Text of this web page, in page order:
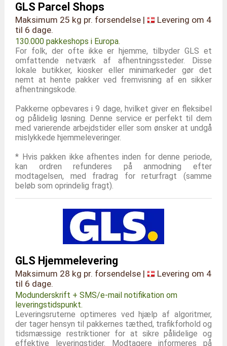
GLS Parcel Shops
Maksimum 25 kg pr. forsendelse |
Levering om 4
til 6 dage.
130.000 pakkeshops i Europa.
For folk, der ofte ikke er hjemme, tilbyder GLS et
omfattende netværk af afhentningssteder. Disse
lokale butikker, kiosker eller minimarkeder gør det
nemt at hente pakker ved fremvisning af en sikker
afhentningskode.
Pakkerne opbevares i 9 dage, hvilket giver en fleksibel
og pålidelig løsning. Denne service er perfekt til dem
med varierende arbejdstider eller som ønsker at undgå
mislykkede hjemmeleveringer.
* Hvis pakken ikke afhentes inden for denne periode,
kan ordren refunderes på anmodning efter
modtagelsen, med fradrag for returfragt (samme
beløb som oprindelig fragt).
GLS Hjemmelevering
Maksimum 28 kg pr. forsendelse |
Levering om 4
til 6 dage.
Modunderskrift + SMS/e-mail notifikation om
leveringstidspunkt.
Leveringsruterne optimeres ved hjælp af algoritmer,
der tager hensyn til pakkernes tæthed, trafikforhold og
tidsmæssige restriktioner for at sikre pålidelige og
effektive leveringstider. Modtagere informeres på